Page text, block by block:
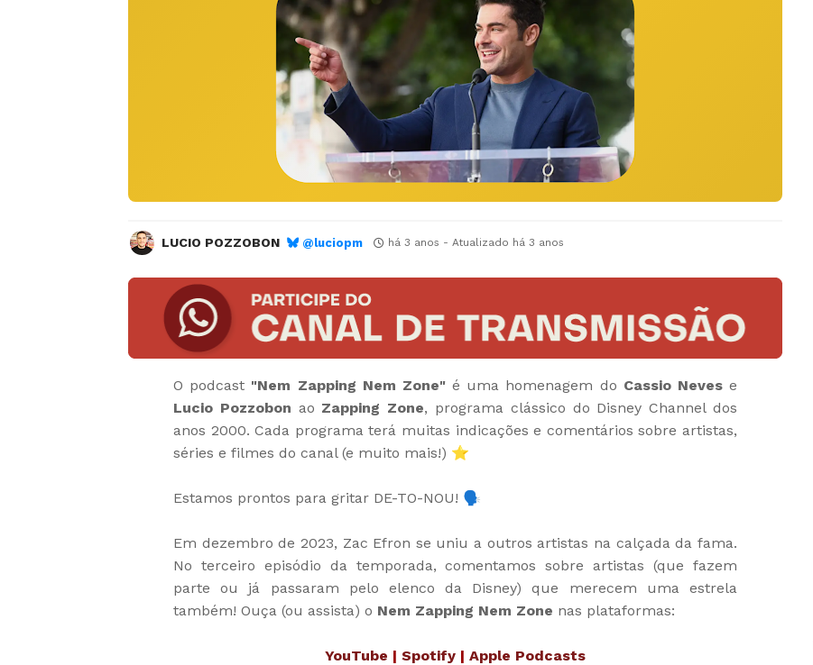
LUCIO POZZOBON @luciopm há 3 anos - Atualizado há 3 anos
O podcast "Nem Zapping Nem Zone"é uma homenagem do Cassio Nevese
Lucio Pozzobon ao Zapping Zone, programa clássico do Disney Channel dos
anos 2000. Cada programa terá muitas indicações e comentários sobre artistas,
séries e filmes do canal (e muito mais!) ⭐
Estamos prontos para gritar DE-TO-NOU! 🗣️
Em dezembro de 2023, Zac Efron se uniu a outros artistas na calçada da fama.
No terceiro episódio da temporada, comentamos sobre artistas (que fazem
parte ou já passaram pelo elenco da Disney) que merecem uma estrela
também! Ouça (ou assista) o Nem Zapping Nem Zone nas plataformas:
YouTube | Spotify | Apple Podcasts